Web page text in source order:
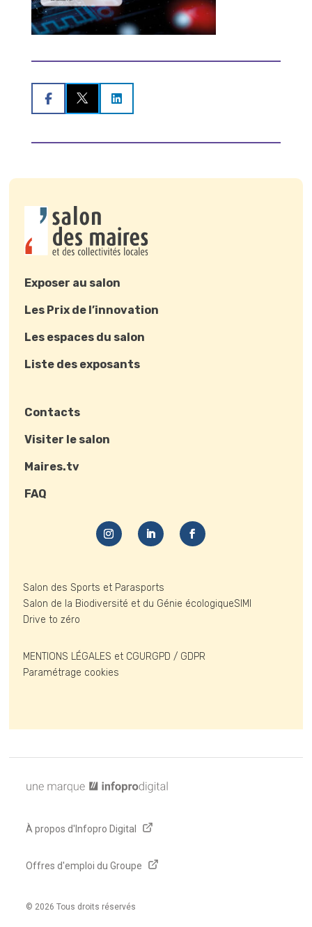
 
Exposer au salon
Les Prix de l’innovation
Les espaces du salon
Liste des exposants
Contacts
Visiter le salon
Maires.tv
FAQ
Salon des Sports et Parasports
Salon de la Biodiversité et du Génie écologiqueSIMI
Drive to zéro
MENTIONS LÉGALES et CGURGPD / GDPR
Paramétrage cookies